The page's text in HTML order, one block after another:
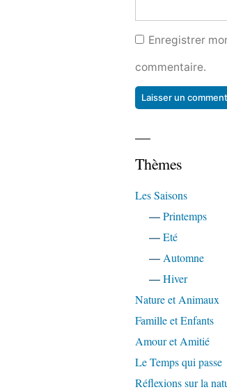
Enregistrer
commentaire.
Thèmes
Les Saisons
—Printemps
—Eté
—Automne
—Hiver
Nature et Animaux
Famille et Enfants
Amour et Amitié
Le Temps qui passe
Réflexions sur la